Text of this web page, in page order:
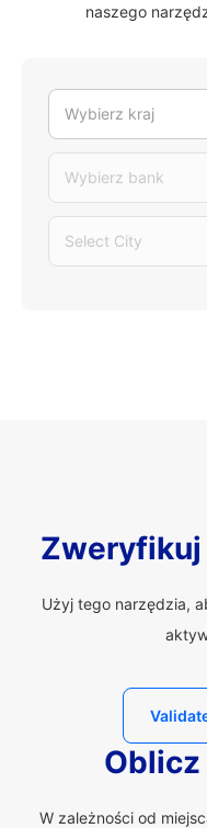
naszego
Wybierz kraj
Wybierz bank
Select City
Zweryfikuj
Użyj tego narzędzia,
Oblicz
W zależności od